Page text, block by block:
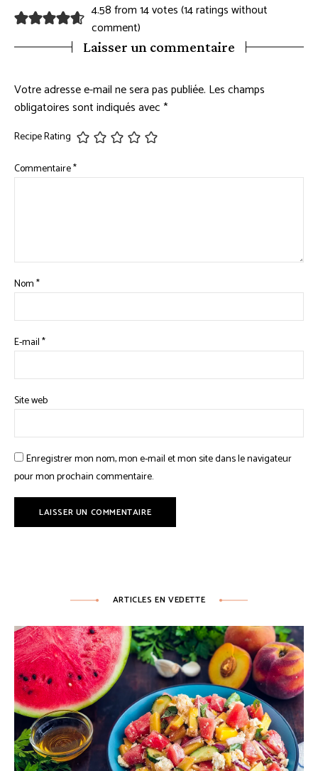
4.58 from 14 votes (14 ratings without
comment)
Laisser un commentaire
Votre adresse e-mail ne sera pas publiée. Les champs
obligatoires sont indiqués avec*
Recipe Rating
Commentaire*
Nom*
E-mail*
Site web
Enregistrer mon nom, mon e-mail et mon site dans le navigateur
pour mon prochain commentaire.
ARTICLES EN VEDETTE